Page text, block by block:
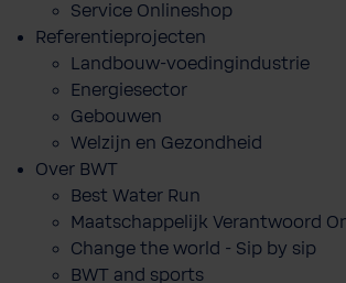
Service Onlineshop
Referentieprojecten
Landbouw-voedingindustrie
Energiesector
Gebouwen
Welzijn en Gezondheid
Over BWT
Best Water Run
Maatschappelijk Verantwoord
Change the world - Sip by sip
BWT and sports